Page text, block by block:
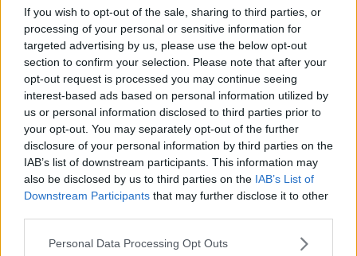
If you wish to opt-out of the sale, sharing to third parties, or
processing of your personal or sensitive information for
targeted advertising by us, please use the below opt-out
section to confirm your selection. Please note that after your
opt-out request is processed you may continue seeing
interest-based ads based on personal information utilized by
us or personal information disclosed to third parties prior to
your opt-out. You may separately opt-out of the further
disclosure of your personal information by third parties on the
IAB’s list of downstream participants. This information may
also be disclosed by us to third parties on the IAB’s List of
Downstream Participants that may further disclose it to other
Please note that this website/app uses one or more Google
Personal Data Processing Opt Outs
ENTRA NEL NOSTRO CANALE
CONDIVIDI SU
FACEBOOK
CONDIVIDI SU
TWITTER
CONDIVIDI SU
WHATSAPP
Ultime News
"Ho vissuto 72 ore senza parlare: quello che è
successo dopo mi ha cambiato per sempre"
Il "diritto di parola a legioni di imbecilli" e le
altre frasi di Umberto Eco
Le più belle frasi e aforismi di Khalil Gibran su